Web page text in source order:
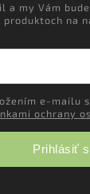
a my Vám
produktoch na
ochrany
Prihlásiť